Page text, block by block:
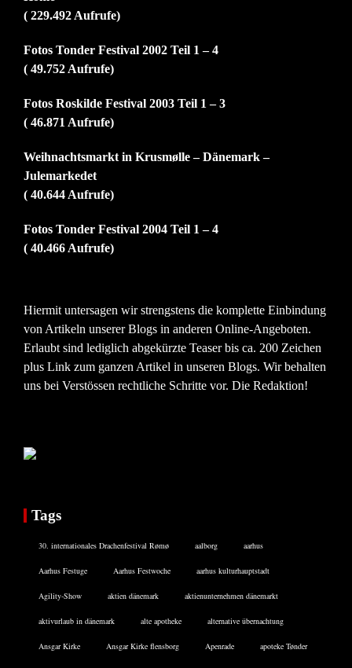
( 229.492 Aufrufe)
Fotos Tonder Festival 2002 Teil 1 – 4
( 49.752 Aufrufe)
Fotos Roskilde Festival 2003 Teil 1 – 3
( 46.871 Aufrufe)
Weihnachtsmarkt in Krusmølle – Dänemark –
Julemarkedet
( 40.644 Aufrufe)
Fotos Tonder Festival 2004 Teil 1 – 4
( 40.466 Aufrufe)
Hiermit untersagen wir strengstens die komplette Einbindung
von Artikeln unserer Blogs in anderen Online-Angeboten.
Erlaubt sind lediglich abgekürzte Teaser bis ca. 200 Zeichen
plus Link zum ganzen Artikel in unseren Blogs. Wir behalten
uns bei Verstössen rechtliche Schritte vor. Die Redaktion!
Tags
30. internationales Drachenfestival Rømø aalborg aarhus
Aarhus Festuge Aarhus Festwoche aarhus kulturhauptstadt
Agility-Show aktien dänemark aktienunternehmen dänemarkt
aktivurlaub in dänemark alte apotheke alternative übernachtung
Ansgar Kirke Ansgar Kirke flensborg Apenrade apoteke Tønder